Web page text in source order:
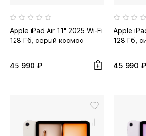
Apple iPad Air 11" 2025 Wi-Fi
128 Гб, серый космос
45 990 ₽
Apple
128 Гб,
45 990 ₽